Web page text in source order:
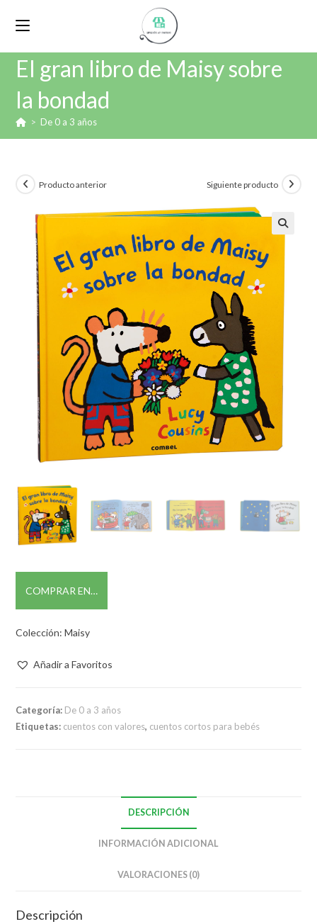
El gran libro de Maisy sobre
la bondad
> De 0 a 3 años
Producto anterior Siguiente producto
🔍
COMPRAR EN…
Colección: Maisy
Añadir a Favoritos
Categoría: De 0 a 3 años
Etiquetas: cuentos con valores, cuentos cortos para bebés
DESCRIPCIÓN
INFORMACIÓN ADICIONAL
VALORACIONES (0)
Descripción